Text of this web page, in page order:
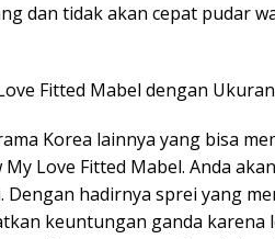
dan tidak akan cepat pudar
Fitted Mabel dengan
Korea lainnya yang bisa
Love Fitted Mabel. Anda
Dengan hadirnya sprei yang
keuntungan ganda karena